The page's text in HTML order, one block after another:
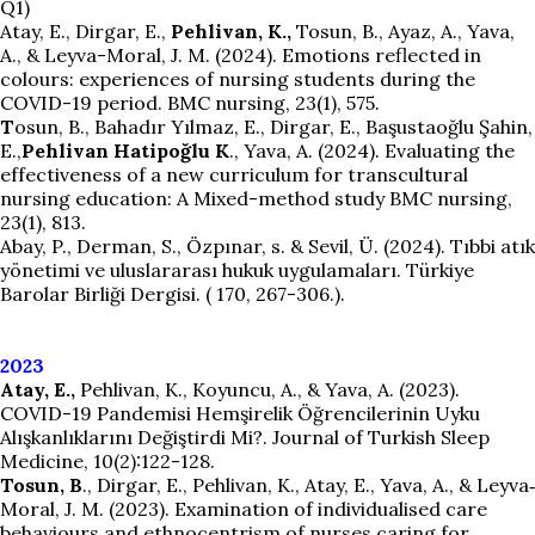
Q1)
Atay, E., Dirgar, E., Pehlivan, K., Tosun, B., Ayaz, A., Yava,
A., & Leyva-Moral, J. M. (2024). Emotions reflected in
colours: experiences of nursing students during the
COVID-19 period. BMC nursing, 23(1), 575.
Tosun, B., Bahadır Yılmaz, E., Dirgar, E., Başustaoğlu Şahin,
E.,Pehlivan Hatipoğlu K., Yava, A. (2024). Evaluating the
effectiveness of a new curriculum for transcultural
nursing education: A Mixed-method study BMC nursing,
23(1), 813.
Abay, P., Derman, S., Özpınar, s. & Sevil, Ü. (2024). Tıbbi atık
yönetimi ve uluslararası hukuk uygulamaları. Türkiye
Barolar Birliği Dergisi. ( 170, 267-306.).
2023
Atay, E., Pehlivan, K., Koyuncu, A., & Yava, A. (2023).
COVID-19 Pandemisi Hemşirelik Öğrencilerinin Uyku
Alışkanlıklarını Değiştirdi Mi?. Journal of Turkish Sleep
Medicine, 10(2):122-128.
Tosun, B., Dirgar, E., Pehlivan, K., Atay, E., Yava, A., & Leyva‐
Moral, J. M. (2023). Examination of individualised care